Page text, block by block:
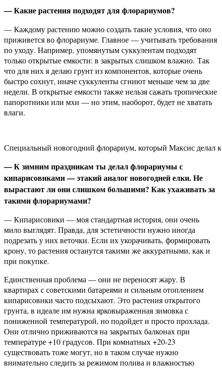
— Какие растения подходят для флорариумов?
— Каждому растению можно создать такие условия, что оно
приживется во флорариуме. Главное — учитывать требования
по уходу. Например, упомянутым суккулентам подходят
только открытые емкости: в закрытых слишком влажно. Так
что для них я делаю грунт из компонентов, которые очень
быстро сохнут, иначе суккуленты сгниют меньше чем за две
недели. В открытые емкости также нельзя сажать тропические
папоротники или мхи — но этим, наоборот, будет не хватать
влаги.
Специальный новогодний флорариум, который Максис делал
— К зимним праздникам ты делал флорариумы с
кипарисовиками — этакий аналог новогодней елки. Не
вырастают ли они слишком большими? Как ухаживать за
такими флорариумами?
— Кипарисовики — моя стандартная история, они очень
мило выглядят. Правда, для эстетичности нужно иногда
подрезать у них веточки. Если их укорачивать, формировать
крону, то растения останутся такими же аккуратными, как и
при покупке.
Единственная проблема — они не переносят жару. В
квартирах с советскими батареями и сильным отоплением
кипарисовики часто подсыхают. Это растения открытого
грунта, в идеале им нужна ярковыраженная зимовка с
пониженной температурой, но подойдет и просто прохлада.
Они отлично приживаются на закрытых балконах при
температуре +10 градусов. При комнатных +20-23
существовать тоже могут, но в таком случае нужно
внимательно следить за режимом полива и влажностью